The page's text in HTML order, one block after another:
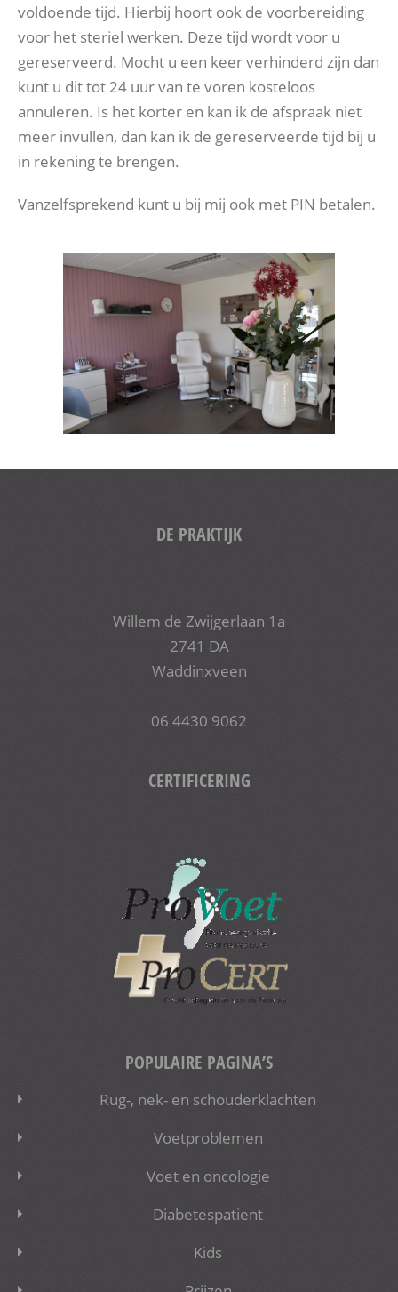
voldoende tijd. Hierbij hoort ook de voorbereiding
voor het steriel werken. Deze tijd wordt voor u
gereserveerd. Mocht u een keer verhinderd zijn dan
kunt u dit tot 24 uur van te voren kosteloos
annuleren. Is het korter en kan ik de afspraak niet
meer invullen, dan kan ik de gereserveerde tijd bij u
in rekening te brengen.
Vanzelfsprekend kunt u bij mij ook met PIN betalen.
DE PRAKTIJK
Willem de Zwijgerlaan 1a
2741 DA
Waddinxveen
06 4430 9062
CERTIFICERING
POPULAIRE PAGINA’S
Rug-, nek- en schouderklachten
Voetproblemen
Voet en oncologie
Diabetespatient
Kids